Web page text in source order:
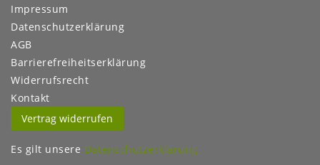
Impressum
Daten­schutz­erklärung
AGB
Barrierefreiheitserklärung
Widerrufs­recht
Kontakt
Vertrag widerrufen
Es gilt unsere Datenschutzerklärung